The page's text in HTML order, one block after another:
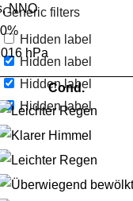
Generic filters
Hidden label
Hidden label
Hidden label
Hidden label
NNO
hPa
Cond.